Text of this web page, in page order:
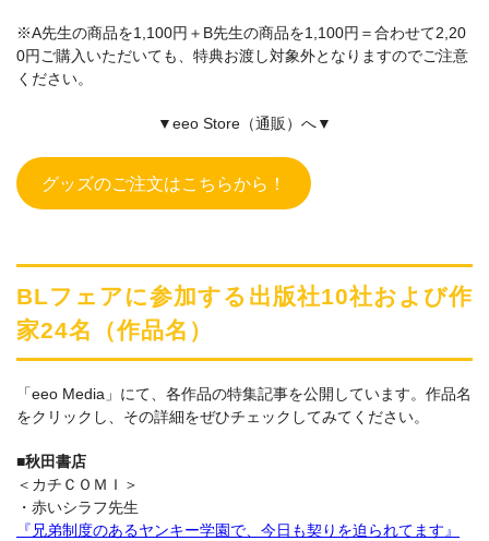
※A先生の商品を1,100円＋B先生の商品を1,100円＝合わせて2,20
0円ご購入いただいても、特典お渡し対象外となりますのでご注意
ください。
▼eeo Store（通販）へ▼
グッズのご注文はこちらから！
BLフェアに参加する出版社10社および作
家24名（作品名）
「eeo Media」にて、各作品の特集記事を公開しています。作品名
をクリックし、その詳細をぜひチェックしてみてください。
■秋田書店
＜カチＣＯＭＩ＞
・赤いシラフ先生
『兄弟制度のあるヤンキー学園で、今日も契りを迫られてます』